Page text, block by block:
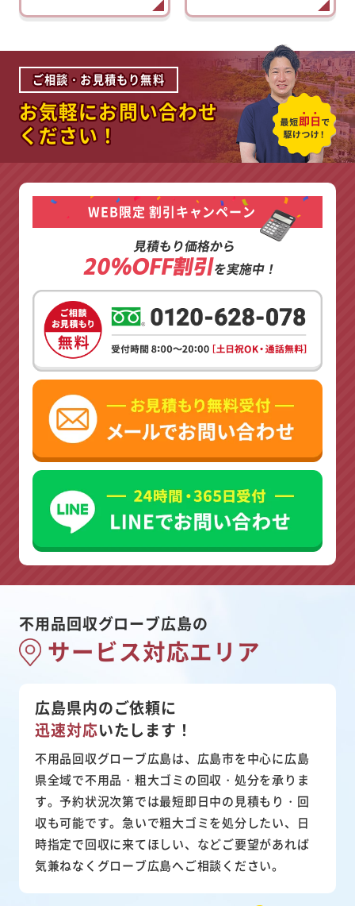
ご相談・お見積もり無料
お気軽にお問い合わせ
ください！
WEB限定 割引キャンペーン
見積もり価格から
20%OFF割引を実施中！
不用品回収グローブ広島の
サービス対応エリア
広島県内のご依頼に
迅速対応いたします！
不用品回収グローブ広島は、広島市を中心に広島
県全域で不用品・粗大ゴミの回収・処分を承りま
す。予約状況次第では最短即日中の見積もり・回
収も可能です。急いで粗大ゴミを処分したい、日
時指定で回収に来てほしい、などご要望があれば
気兼ねなくグローブ広島へご相談ください。